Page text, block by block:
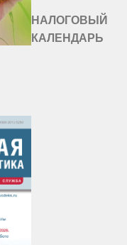
НАЛОГОВЫЙ
КАЛЕНДАРЬ